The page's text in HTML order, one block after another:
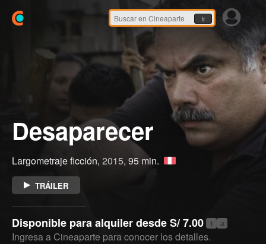
Ir
Desaparecer
Largometraje ficción, 2015, 95 min.
TRÁILER
Disponible para alquiler desde S/ 7.00 t a
Ingresa a Cineaparte para conocer los detalles.